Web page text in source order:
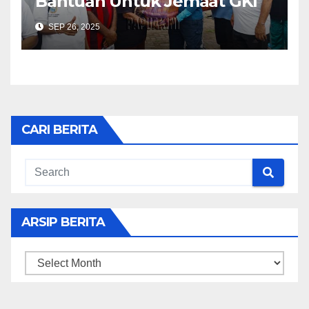
Ottow Geissler Biryosi
SEP 26, 2025
CARI BERITA
ARSIP BERITA
ARSIP